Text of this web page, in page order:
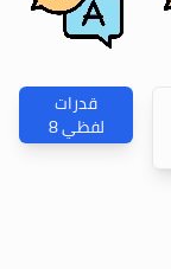
قدرات
لفظي 8